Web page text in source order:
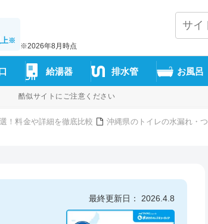
※
※2026年8月時点
給湯器 排水管 お風呂
酷似サイトにご注意ください
！料金や詳細を徹底比較 沖縄県のトイレの水漏れ・
最終更新日： 2026.4.8